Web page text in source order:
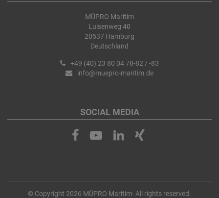
MÜPRO Maritim
Luisenweg 40
20537 Hamburg
Deutschland
+49 (40) 23 80 04 78-82 / -83
info@muepro-maritim.de
SOCIAL MEDIA
© Copyright 2026 MÜPRO Maritim- All rights reserved.